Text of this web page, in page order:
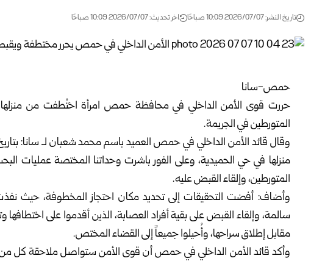
تاريخ النشر: 2026/07/07 10:09 صباحًا اخر تحديث: 2026/07/07 10:09 صباحًا
حمص-سانا
حررت قوى الأمن الداخلي في محافظةحمص امرأة اختُطفت من
المتورطين في الجريمة.
منزلها في حي الحميدية، وعلى الفور باشرت وحداتنا المختصة عمليات
المتورطين، وإلقاء القبض عليه.
وأضاف: أفضت التحقيقات إلى تحديد مكان احتجاز المخطوفة، حيث
سالمة، وإلقاء القبض على بقية أفراد العصابة، الذين أقدموا على اختطافها
مقابل إطلاق سراحها، وأُحيلوا جميعاً إلى القضاء المختص.
وأكد قائد الأمن الداخلي في حمص أن قوى الأمن ستواصل ملاحقة كل